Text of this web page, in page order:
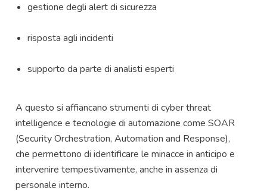
gestione degli alert di sicurezza
risposta agli incidenti
supporto da parte di analisti esperti
A questo si affiancano strumenti di cyber threat
intelligence e tecnologie di automazione come SOAR
(Security Orchestration, Automation and Response),
che permettono di identificare le minacce in anticipo e
intervenire tempestivamente, anche in assenza di
personale interno.